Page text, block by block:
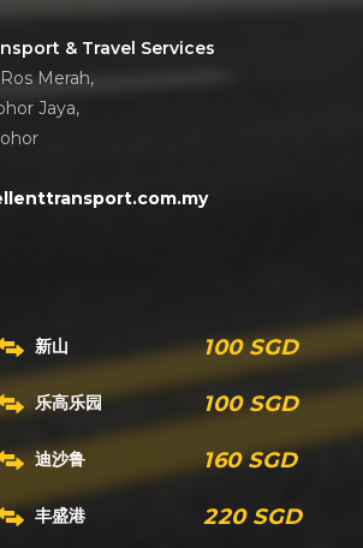
& Travel Services
Merah,
Jaya,
新山 100 SGD
乐高乐园 100 SGD
迪沙鲁 160 SGD
丰盛港 220 SGD